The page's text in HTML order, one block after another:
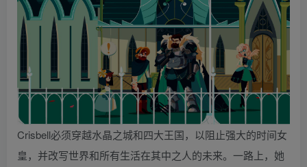
Crisbell必须穿越水晶之城和四大王国，以阻止强大的时间女
皇，并改写世界和所有生活在其中之人的未来。一路上，她